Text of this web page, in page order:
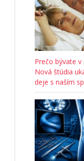
Prečo bývate
Nová štúdia
deje s naším